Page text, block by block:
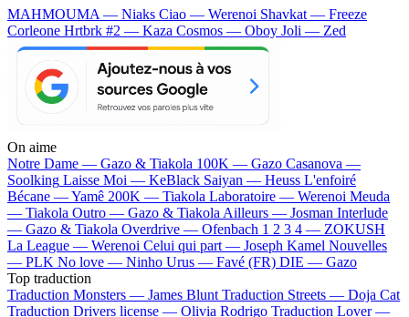
MAHMOUMA — Niaks Ciao — Werenoi Shavkat — Freeze
Corleone Hrtbrk #2 — Kaza Cosmos — Oboy Joli — Zed
On aime
Notre Dame — Gazo & Tiakola 100K — Gazo Casanova —
Soolking Laisse Moi — KeBlack Saiyan — Heuss L'enfoiré
Bécane —Yamê 200K — Tiakola Laboratoire — Werenoi Meuda
— Tiakola Outro — Gazo & Tiakola Ailleurs — Josman Interlude
— Gazo & Tiakola Overdrive — Ofenbach 1 2 3 4 — ZOKUSH
La League — Werenoi Celui qui part — Joseph Kamel Nouvelles
— PLK No love — Ninho Urus — Favé (FR) DIE — Gazo
Top traduction
Traduction Monsters — James Blunt Traduction Streets — Doja Cat
Traduction Drivers license — Olivia Rodrigo Traduction Lover —